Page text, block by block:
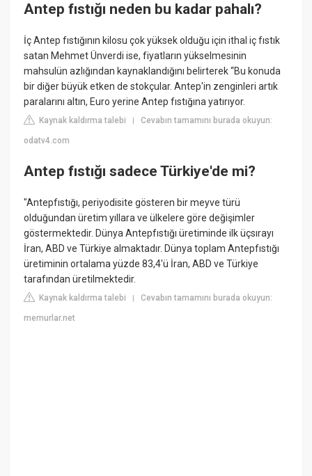
Antep fıstığı neden bu kadar pahalı?
İç Antep fıstığının kilosu çok yüksek olduğu için ithal iç fıstık
satan Mehmet Ünverdi ise, fiyatların yükselmesinin
mahsulün azlığından kaynaklandığını belirterek “Bu konuda
bir diğer büyük etken de stokçular. Antep'in zenginleri artık
paralarını altın, Euro yerine Antep fıstığına yatırıyor.
Kaynak kaldırma talebi |Cevabın tamamını burada okuyun:
odatv4.com
Antep fıstığı sadece Türkiye'de mi?
"Antepfıstığı, periyodisite gösteren bir meyve türü
olduğundan üretim yıllara ve ülkelere göre değişimler
göstermektedir. Dünya Antepfıstığı üretiminde ilk üçsırayı
İran, ABD ve Türkiye almaktadır. Dünya toplam Antepfıstığı
üretiminin ortalama yüzde 83,4'ü İran, ABD ve Türkiye
tarafından üretilmektedir.
Kaynak kaldırma talebi |Cevabın tamamını burada okuyun:
memurlar.net